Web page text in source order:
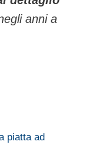
anni a
piatta ad